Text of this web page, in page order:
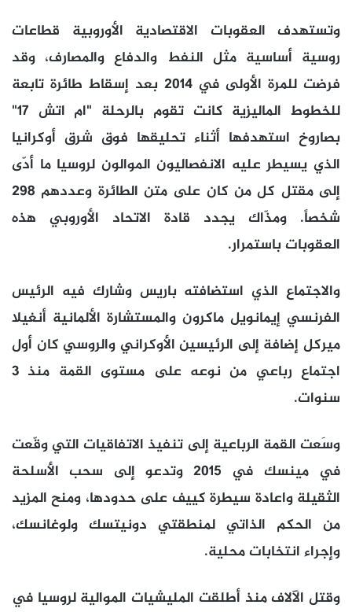
وتستهدف العقوبات الاقتصادية الأوروبية قطاعات
روسية أساسية مثل النفط والدفاع والمصارف، وقد
فرضت للمرة الأولى في 2014 بعد إسقاط طائرة تابعة
للخطوط الماليزية كانت تقوم بالرحلة "ام اتش 17"
بصاروخ استهدفها أثناء تحليقها فوق شرق أوكرانيا
الذي يسيطر عليه الانفصاليون الموالون لروسيا ما أدّى
إلى مقتل كل من كان على متن الطائرة وعددهم 298
شخصاً. ومذّاك يجدد قادة الاتحاد الأوروبي هذه
العقوبات باستمرار.
والاجتماع الذي استضافته باريس وشارك فيه الرئيس
الفرنسي إيمانويل ماكرون والمستشارة الألمانية أنغيلا
ميركل إضافة إلى الرئيسين الأوكراني والروسي كان أول
اجتماع رباعي من نوعه على مستوى القمة منذ 3
سنوات.
وسَعت القمة الرباعية إلى تنفيذ الاتفاقيات التي وقّعت
في مينسك في 2015 وتدعو إلى سحب الأسلحة
الثقيلة واعادة سيطرة كييف على حدودها، ومنح المزيد
من الحكم الذاتي لمنطقتي دونيتسك ولوغانسك،
وإجراء انتخابات محلية.
وقتل الآلاف منذ أطلقت المليشيات الموالية لروسيا في